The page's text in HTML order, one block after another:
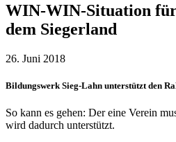
WIN-WIN-Situation für
dem Siegerland
26. Juni 2018
Bildungswerk Sieg-Lahn unterstützt den
So kann es gehen: Der eine Verein
wird dadurch unterstützt.